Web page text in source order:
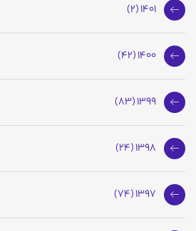
1401 (2)
1400 (42)
1399 (83)
1398 (24)
1397 (74)